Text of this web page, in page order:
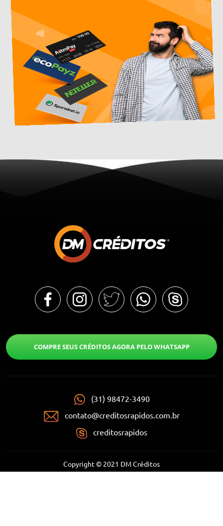
COMPRE SEUS CRÉDITOS AGORA PELO WHATSAPP
(31) 98472-3490
contato@creditosrapidos.com.br
creditosrapidos
Copyright © 2021 DM Créditos